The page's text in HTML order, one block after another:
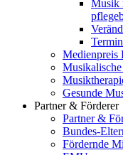
Musik
Gesunde
Partner & Förderer
Partner &
Bundes-
Fördernde